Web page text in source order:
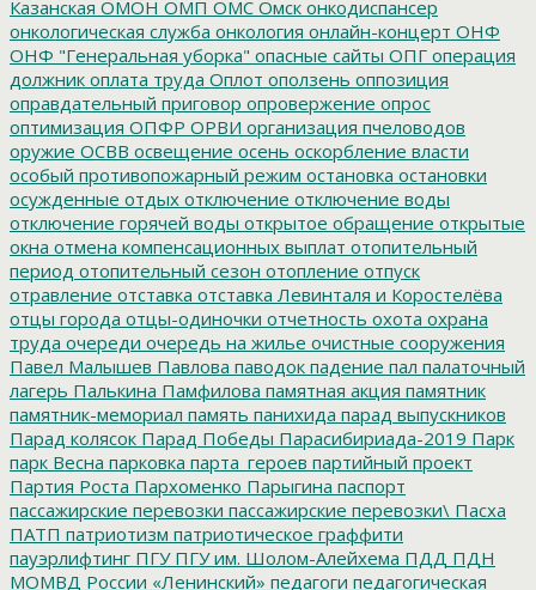
Казанская ОМОН ОМП ОМС Омск онкодиспансер
онкологическая служба онкология онлайн-концерт ОНФ
ОНФ "Генеральная уборка" опасные сайты ОПГ операция
должник оплата труда Оплот оползень оппозиция
оправдательный приговор опровержение опрос
оптимизация ОПФР ОРВИ организация пчеловодов
оружие ОСВВ освещение осень оскорбление власти
особый противопожарный режим остановка остановки
осужденные отдых отключение отключение воды
отключение горячей воды открытое обращение открытые
окна отмена компенсационных выплат отопительный
период отопительный сезон отопление отпуск
отравление отставка отставка Левинталя и Коростелёва
отцы города отцы-одиночки отчетность охота охрана
труда очереди очередь на жилье очистные сооружения
Павел Малышев Павлова паводок падение пал палаточный
лагерь Палькина Памфилова памятная акция памятник
памятник-мемориал память панихида парад выпускников
Парад колясок Парад Победы Парасибириада-2019 Парк
парк Весна парковка парта_героев партийный проект
Партия Роста Пархоменко Парыгина паспорт
пассажирские перевозки пассажирские перевозки\ Пасха
ПАТП патриотизм патриотическое граффити
пауэрлифтинг ПГУПГУ им. Шолом-Алейхема ПДД ПДН
МОМВД России «Ленинский» педагоги педагогическая